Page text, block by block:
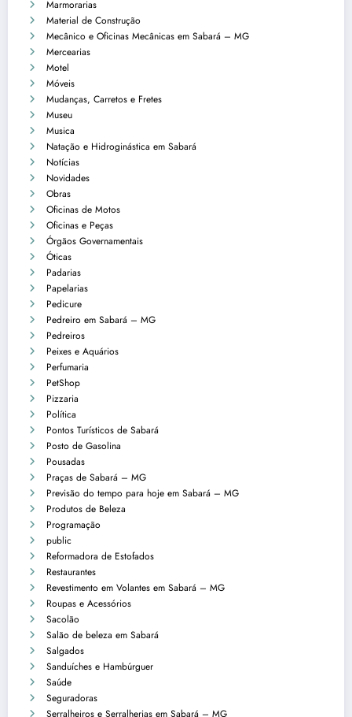
Marmorarias
Material de Construção
Mecânico e Oficinas Mecânicas em Sabará – MG
Mercearias
Motel
Móveis
Mudanças, Carretos e Fretes
Museu
Musica
Natação e Hidroginástica em Sabará
Notícias
Novidades
Obras
Oficinas de Motos
Oficinas e Peças
Órgãos Governamentais
Óticas
Padarias
Papelarias
Pedicure
Pedreiro em Sabará – MG
Pedreiros
Peixes e Aquários
Perfumaria
PetShop
Pizzaria
Política
Pontos Turísticos de Sabará
Posto de Gasolina
Pousadas
Praças de Sabará – MG
Previsão do tempo para hoje em Sabará – MG
Produtos de Beleza
Programação
public
Reformadora de Estofados
Restaurantes
Revestimento em Volantes em Sabará – MG
Roupas e Acessórios
Sacolão
Salão de beleza em Sabará
Salgados
Sanduíches e Hambúrguer
Saúde
Seguradoras
Serralheiros e Serralherias em Sabará – MG